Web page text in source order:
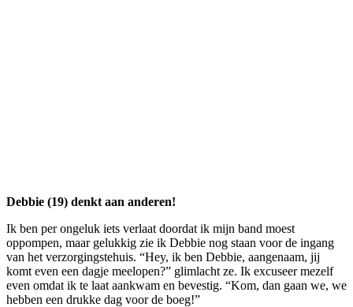
Debbie (19) denkt aan anderen!
Ik ben per ongeluk iets verlaat doordat ik mijn band moest
oppompen, maar gelukkig zie ik Debbie nog staan voor de ingang
van het verzorgingstehuis. “Hey, ik ben Debbie, aangenaam, jij
komt even een dagje meelopen?” glimlacht ze. Ik excuseer mezelf
even omdat ik te laat aankwam en bevestig. “Kom, dan gaan we, we
hebben een drukke dag voor de boeg!”